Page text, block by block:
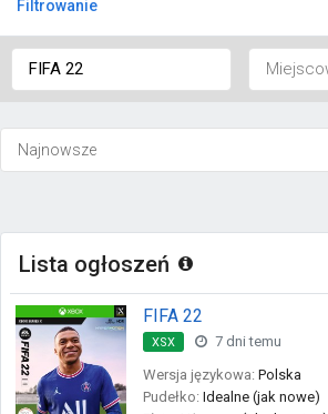
Filtrowanie
Lista ogłoszeń
FIFA 22
XSX
7 dni temu
Wersja językowa: Polska
Pudełko: Idealne (jak nowe)